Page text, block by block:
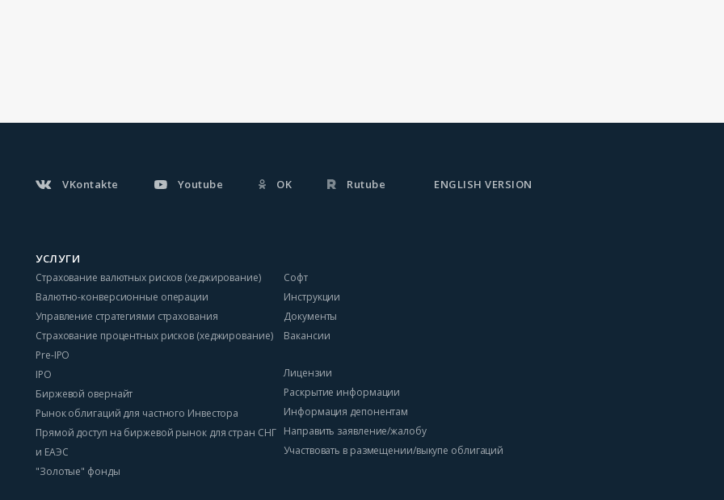
ENGLISH VERSION
VKontakte Youtube OK Rutube
УСЛУГИ
Страхование валютных рисков (хеджирование)
Валютно-конверсионные операции
Управление стратегиями страхования
Страхование процентных рисков (хеджирование)
Pre-IPO
IPO
Биржевой овернайт
Рынок облигаций для частного Инвестора
Прямой доступ на биржевой рынок для стран СНГ
и ЕАЭС
"Золотые" фонды
Софт
Инструкции
Документы
Вакансии
Лицензии
Раскрытие информации
Информация депонентам
Направить заявление/жалобу
Участвовать в размещении/выкупе облигаций